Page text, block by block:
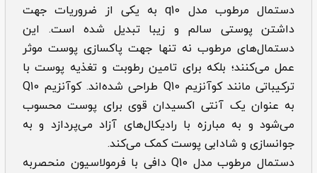
دستمال مرطوب مدل q10 به یکی از ضروریات جهت
داشتن پوستی سالم و زیبا تبدیل شده است. این
دستمال‌های مرطوب نه‌ تنها جهت پاکسازی پوست موثر
عمل می‌کنند؛ بلکه برای تامین رطوبت و تغذیه پوست با
ترکیباتی مانند کوآنزیم Q10 طراحی شده‌اند. کوآنزیم Q10
به عنوان یک آنتی اکسیدان قوی برای پوست محسوب
می‌شود و به مبارزه با رادیکال‌های آزاد می‌پردازد و به
جوانسازی و شادابی پوست کمک می‌کند.
دستمال مرطوب مدل Q10 دافی با فرمولاسیون منحصربه